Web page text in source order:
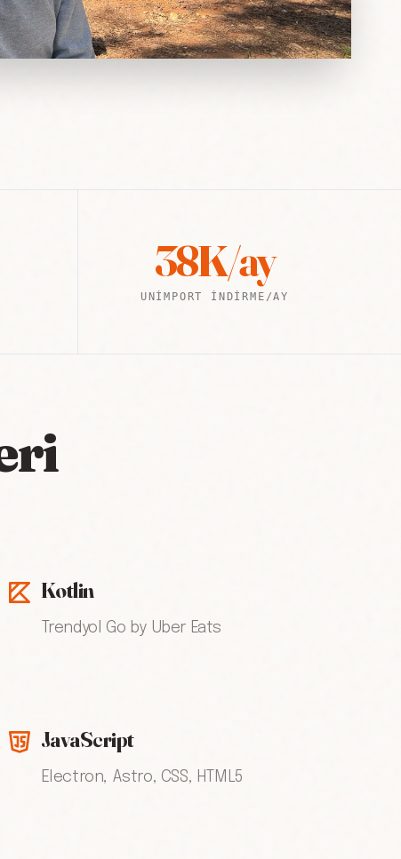
38K/ay
UNIMPORT İNDIRME/AY
Kotlin
Trendyol Go by Uber Eats
JavaScript
Electron, Astro, CSS, HTML5